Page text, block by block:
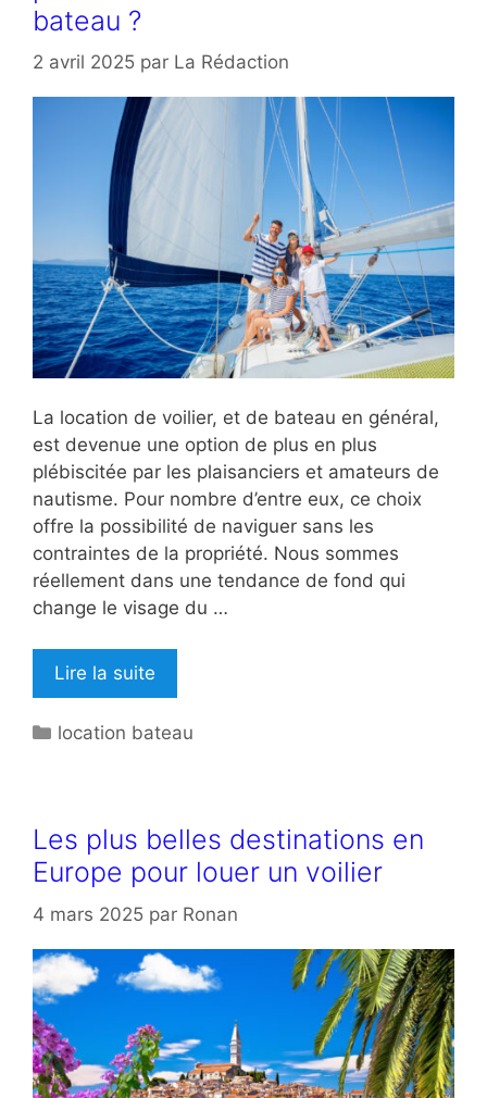
bateau ?
2 avril 2025 par La Rédaction
La location de voilier, et de bateau en général,
est devenue une option de plus en plus
plébiscitée par les plaisanciers et amateurs de
nautisme. Pour nombre d’entre eux, ce choix
offre la possibilité de naviguer sans les
contraintes de la propriété. Nous sommes
réellement dans une tendance de fond qui
change le visage du …
Lire la suite
Catégories
location bateau
Les plus belles destinations en
Europe pour louer un voilier
4 mars 2025 par Ronan